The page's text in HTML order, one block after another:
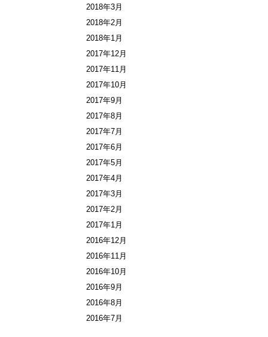
2018年3月
2018年2月
2018年1月
2017年12月
2017年11月
2017年10月
2017年9月
2017年8月
2017年7月
2017年6月
2017年5月
2017年4月
2017年3月
2017年2月
2017年1月
2016年12月
2016年11月
2016年10月
2016年9月
2016年8月
2016年7月